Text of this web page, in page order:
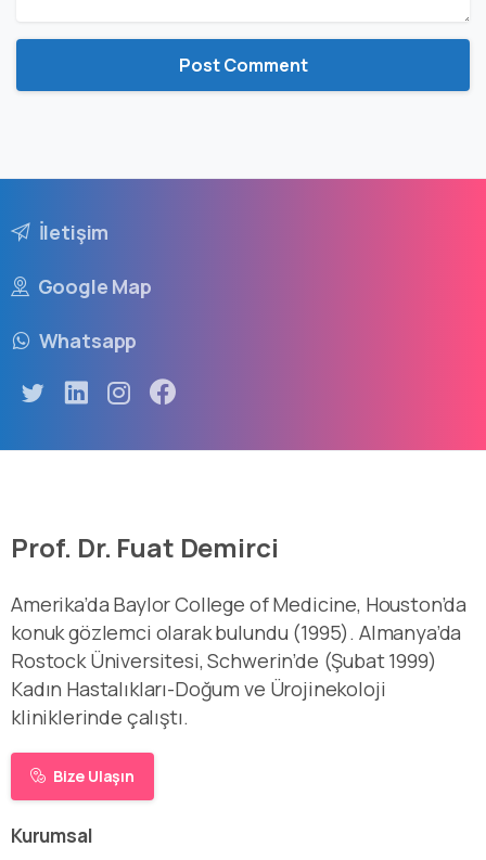
İletişim
Google Map
Whatsapp
Prof. Dr. Fuat Demirci
Amerika’da Baylor College of Medicine, Houston’da
konuk gözlemci olarak bulundu (1995). Almanya’da
Rostock Üniversitesi, Schwerin’de (Şubat 1999)
Kadın Hastalıkları-Doğum ve Ürojinekoloji
kliniklerinde çalıştı.
Bize Ulaşın
Kurumsal